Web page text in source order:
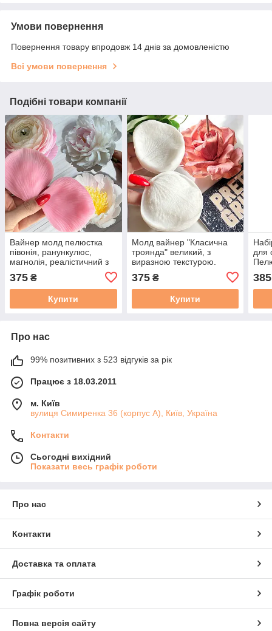
Умови повернення
Повернення товару впродовж 14 днів за домовленістю
Всі умови повернення
Подібні товари компанії
Вайнер молд пелюстка
півонія, ранункулюс,
магнолія, реалістичний з
375 ₴
Купити
Молд вайнер "Класична
троянда" великий, з
виразною текстурою.
Основний молд, мод. 507
375₴
Купити
для
385
Про нас
99% позитивних з 523 відгуків за рік
Працює з 18.03.2011
м. Київ
вулиця Симиренка 36 (корпус А), Київ, Україна
Контакти
Сьогодні вихідний
Показати весь графік роботи
Про нас
Контакти
Доставка та оплата
Графік роботи
Повна версія сайту